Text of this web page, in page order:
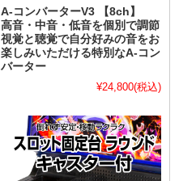
A-コンバーターV3 【8ch】
高音・中音・低音を個別で調節
視覚と聴覚で自分好みの音をお
楽しみいただける特別なA-コン
バーター
¥24,800(税込)